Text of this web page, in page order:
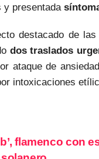
y presentada
destacado de
dos traslados
ataque de
intoxicaciones
flamenco con